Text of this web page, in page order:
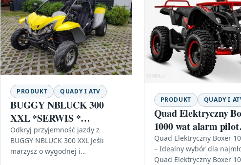
PRODUKT QUADY I ATV
BUGGY NBLUCK 300
XXL *SERWIS *
DOSTAWA *
Odkryj przyjemność jazdy z
BUGGY NBLUCK 300 XXL Jeśli
marzysz o wygodnej i
PRODUKT QUADY I
Quad Elektryczny
1000 wat alarm pilot
4biegi
Quad Elektryczny Boxer
– Idealny wybór dla
Quad Elektryczny Boxer